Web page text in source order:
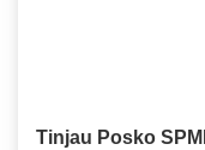
Tinjau Posko